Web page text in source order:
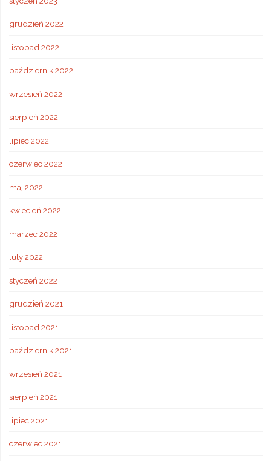
grudzień 2022
listopad 2022
październik 2022
wrzesień 2022
sierpień 2022
lipiec 2022
czerwiec 2022
maj 2022
kwiecień 2022
marzec 2022
luty 2022
styczeń 2022
grudzień 2021
listopad 2021
październik 2021
wrzesień 2021
sierpień 2021
lipiec 2021
czerwiec 2021